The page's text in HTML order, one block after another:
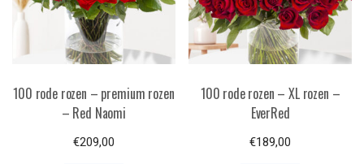
100 rode rozen – premium rozen
– Red Naomi
€209,00
100 rode rozen – XL rozen –
EverRed
€189,00